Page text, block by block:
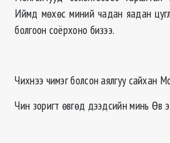
Иймд мөхөс миний чадан яадан
болгоон соёрхоно бизээ.
Чихнээ чимэг болсон аялгуу сайхан
Чин зоригт өвгөд дээдсийн минь Өв